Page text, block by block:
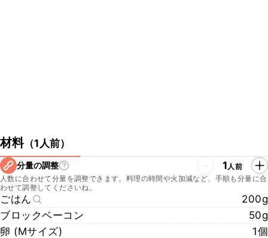
材料（1人前）
分量の調整 1人前
人数に合わせて分量を調整できます。料理の時間や火加減など、手順も分量に合
わせて調整してくださいね。
ごはん
200g
ブロックベーコン
50g
卵 (Mサイズ)
1個